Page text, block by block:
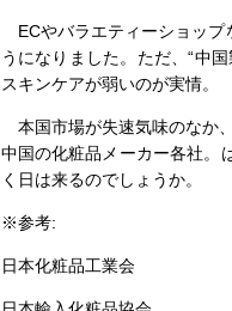
ECやバラエティーショップ
うになりました。ただ、“中
スキンケアが弱いのが実情。
本国市場が失速気味のなか
中国の化粧品メーカー各社。
く日は来るのでしょうか。
※参考:
日本化粧品工業会